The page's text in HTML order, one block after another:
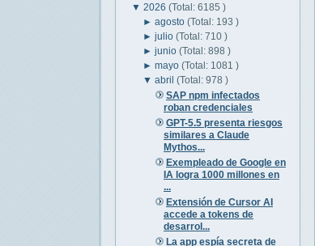
▼ 2026 (Total: 6185 )
►agosto(Total: 193 )
►julio(Total: 710 )
►junio(Total: 898 )
►mayo(Total: 1081 )
▼abril(Total: 978 )
SAP npm infectados
roban credenciales
GPT-5.5 presenta riesgos
similares a Claude
Mythos...
Exempleado de Google en
IA logra 1000 millones en
...
Extensión de Cursor AI
accede a tokens de
desarrol...
La app espía secreta de